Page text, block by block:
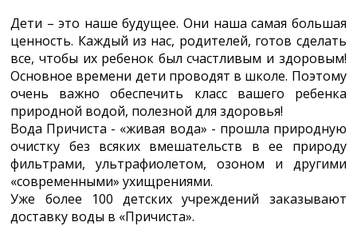
Дети – это наше будущее. Они наша самая большая
ценность. Каждый из нас, родителей, готов сделать
все, чтобы их ребенок был счастливым и здоровым!
Основное времени дети проводят в школе. Поэтому
очень важно обеспечить класс вашего ребенка
природной водой, полезной для здоровья!
Вода Причиста - «живая вода» - прошла природную
очистку без всяких вмешательств в ее природу
фильтрами, ультрафиолетом, озоном и другими
«современными» ухищрениями.
Уже более 100 детских учреждений заказывают
доставку воды в «Причиста».